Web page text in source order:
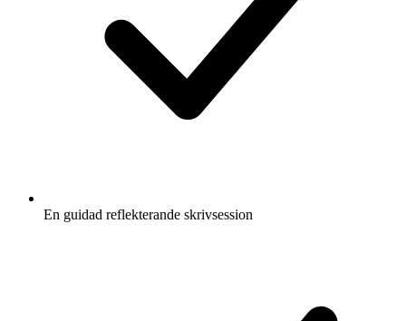
En guidad reflekterande skrivsession